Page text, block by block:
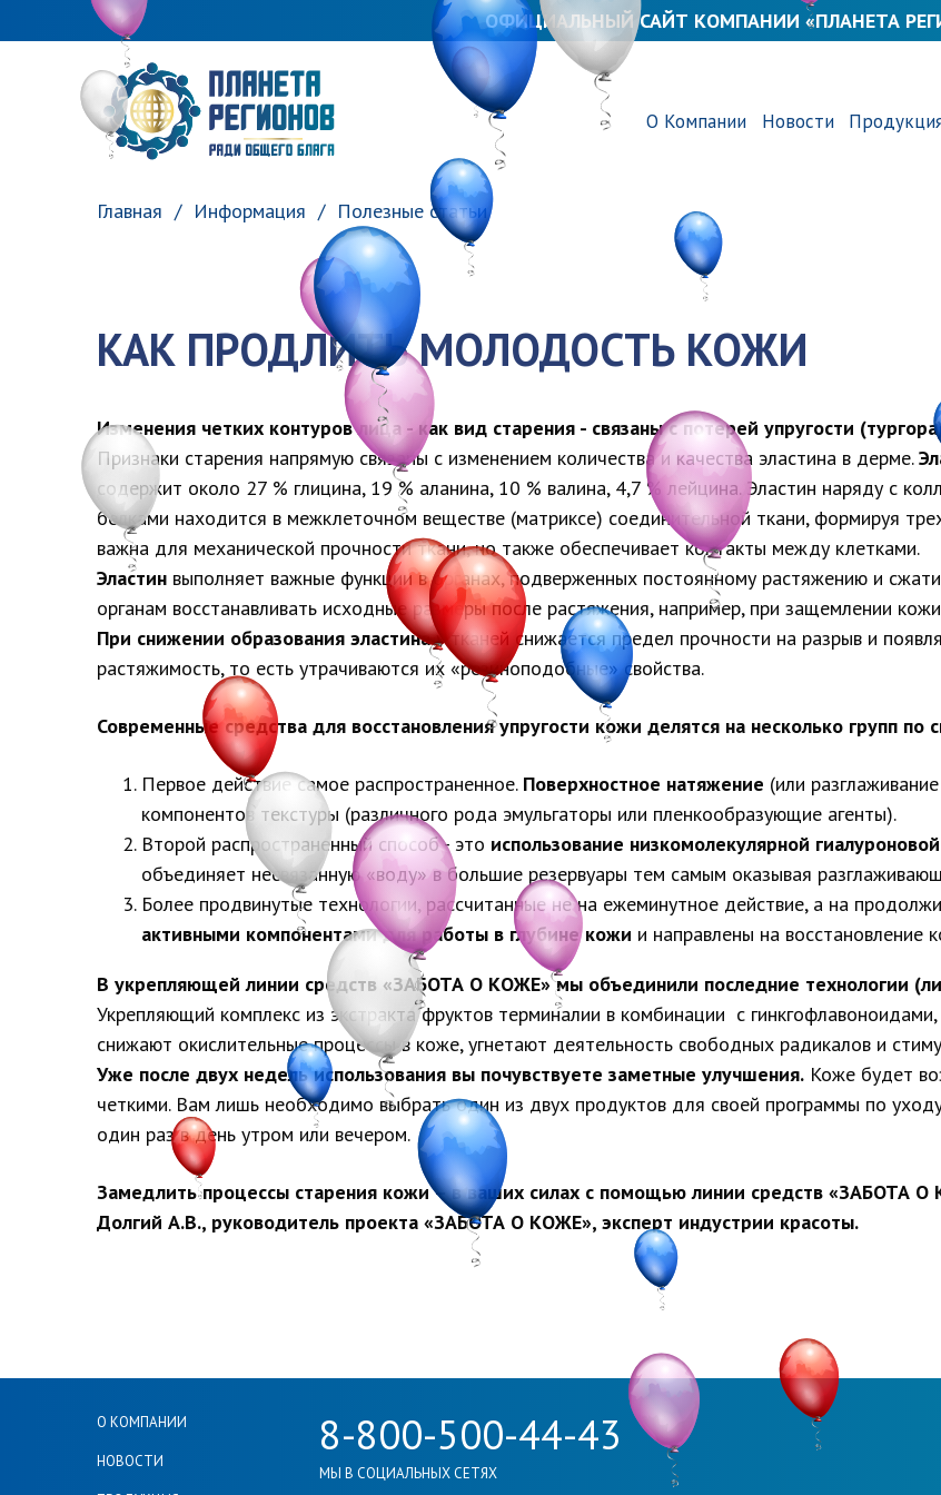
ОФИЦИАЛЬНЫЙ САЙТ КОМПАНИИ «ПЛАНЕТА
ПЛАНЕТА РЕГИОНОВ О Компании Новости
Главная Информация Полезные статьи
КАК ПРОДЛИТЬ МОЛОДОСТЬ КОЖИ
Изменения четких контуров лица - как вид старения - связаны с потерей упругости
Признаки старения напрямую связаны с изменением количества и качества эластина в дерме.
содержит около 27 % глицина, 19 % аланина, 10 % валина, 4,7 % лейцина. Эластин наряду с
белками находится в межклеточном веществе (матриксе) соединительной ткани, формируя
важна для механической прочности ткани, но также обеспечивает контакты между клетками.
Эластин выполняет важные функции в органах, подверженных постоянному растяжению и
органам восстанавливать исходные размеры после растяжения, например, при защемлении
При снижении образования эластинау тканей снижается предел прочности на разрыв и
растяжимость, то есть утрачиваются их «резиноподобные» свойства.
Современные средства для восстановления упругости кожи делятся на несколько групп по
Первое действие самое распространенное. Поверхностное натяжение (или
компонентов текстуры (различного рода эмульгаторы или пленкообразующие агенты).
Второй распространенный способ - это использование низкомолекулярной
объединяет несвязанную «воду» в большие резервуары тем самым оказывая
Более продвинутые технологии, рассчитанные не на ежеминутное действие, а на
активными компонентами для работы в глубине кожи и направлены на восстановление
В укрепляющей линии средств «ЗАБОТА О КОЖЕ» мы объединили последние технологии
Укрепляющий комплекс из экстракта фруктов терминалии в комбинации с
снижают окислительные процессы в коже, угнетают деятельность свободных радикалов и
Уже после двух недель использования вы почувствуете заметные улучшения. Коже будет
четкими. Вам лишь необходимо выбрать один из двух продуктов для своей программы по
один раз в день утром или вечером.
Замедлить процессы старения кожи – в ваших силах с помощью линии средств «ЗАБОТА
Долгий А.В., руководитель проекта «ЗАБОТА О КОЖЕ», эксперт индустрии красоты.
О КОМПАНИИ
НОВОСТИ
8-800-500-44-43
МЫ В СОЦИАЛЬНЫХ СЕТЯХ